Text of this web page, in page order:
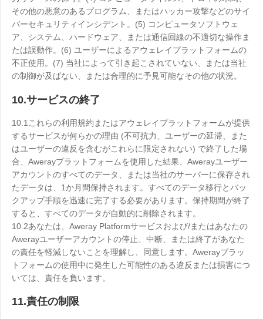
その他の悪意のあるプログラム、またはハッカー攻撃などのサイ
バーセキュリティインシデント。(5) コンピュータソフトウェ
ア、システム、ハードウェア、または通信回線の不適切な操作ま
たは誤動作。(6) ユーザーによるアウェレイプラットフォームの
不正使用。(7) 当社によって引き起こされていない、または当社
の制御が及ばない、または合理的に予見可能なその他の状況。
10.サービスの終了
10.1これらの利用規約またはアウェレイプラットフォームが提供
するサービスが何らかの理由 (不可抗力、ユーザーの延滞、また
はユーザーの違反を含むがこれらに限定されない) で終了した場
合、Awerayプラットフォームを使用した結果、Awerayユーザー
アカウントのすべてのデータ、または当社のサーバーに保存され
たデータは、1か月間保持されます。すべてのデータ移行とバッ
クアップ手順を迅速に完了する必要があります。保持期間が終了
すると、すべてのデータが自動的に削除されます。
10.2あなたは、Aweray Platformサービスおよび/またはあなたの
Awerayユーザーアカウントの停止、中断、または終了があなた
の責任を軽減しないことを理解し、同意します。Awerayプラッ
トフォームの使用中に発生した可能性のある違反または損害につ
いては、責任を負います。
11.責任の制限